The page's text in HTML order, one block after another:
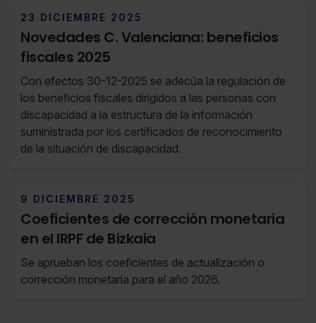
agrícola.
23 DICIEMBRE 2025
Novedades C. Valenciana: beneficios
fiscales 2025
Con efectos 30-12-2025 se adecúa la regulación de
los beneficios fiscales dirigidos a las personas con
discapacidad a la estructura de la información
suministrada por los certificados de reconocimiento
de la situación de discapacidad.
9 DICIEMBRE 2025
Coeficientes de corrección monetaria
en el IRPF de Bizkaia
Se aprueban los coeficientes de actualización o
corrección monetaria para el año 2026.